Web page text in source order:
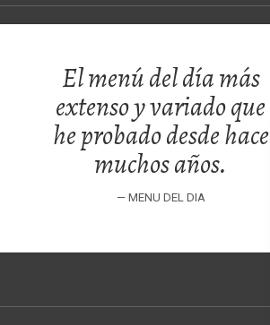
El menú del día más
extenso y variado que
he probado desde hace
muchos años.
MENU DEL DIA